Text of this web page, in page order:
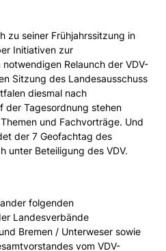
zu seiner Frühjahrssitzung in
Initiativen zur
Relaunch der VDV-
Sitzung des Landesausschuss
diesmal nach
der Tagesordnung stehen
und Fachvorträge. Und
der 7 Geofachtag des
unter Beteiligung des VDV.
folgenden
Landesverbände
Bremen / Unterweser sowie
vom VDV-